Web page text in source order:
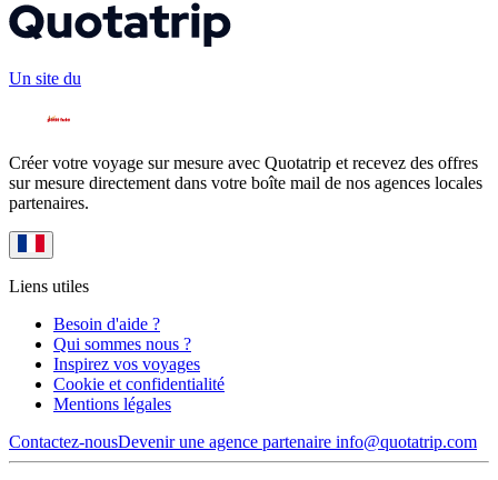
Un site du
Créer votre voyage sur mesure avec Quotatrip et recevez des offres
sur mesure directement dans votre boîte mail de nos agences locales
partenaires.
Liens utiles
Besoin d'aide ?
Qui sommes nous ?
Inspirez vos voyages
Cookie et confidentialité
Mentions légales
Contactez-nousDevenir une agence partenaire info@quotatrip.com